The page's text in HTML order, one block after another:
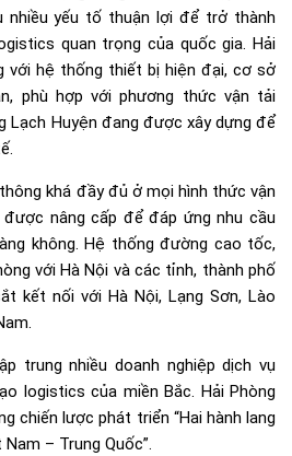
nhiều yếu tố thuận lợi để trở thành
quan trọng của quốc gia. Hải
với hệ thống thiết bị hiện đại, cơ sở
phù hợp với phương thức vận tải
Lạch Huyện đang được xây dựng để
khá đầy đủ ở mọi hình thức vận
nâng cấp để đáp ứng nhu cầu
không. Hệ thống đường cao tốc,
với Hà Nội và các tỉnh, thành phố
kết nối với Hà Nội, Lạng Sơn, Lào
trung nhiều doanh nghiệp dịch vụ
logistics của miền Bắc. Hải Phòng
chiến lược phát triển “Hai hành lang
– Trung Quốc”.